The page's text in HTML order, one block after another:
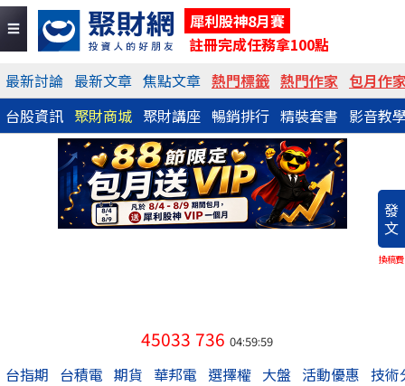
犀利股神8月賽
註冊完成任務拿100點
最新討論 最新文章 焦點文章 熱門標籤 熱門作家 包月作
台股資訊 聚財商城 聚財講座 暢銷排行 精裝套書 影音教
發
文
換稿費
45033 736 04:59:59
台指期 台積電 期貨 華邦電 選擇權 大盤 活動優惠 技術